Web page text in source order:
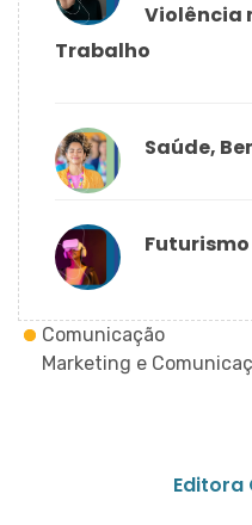
Violência
Trabalho
Saúde,
Comunicação
Marketing e
Editora